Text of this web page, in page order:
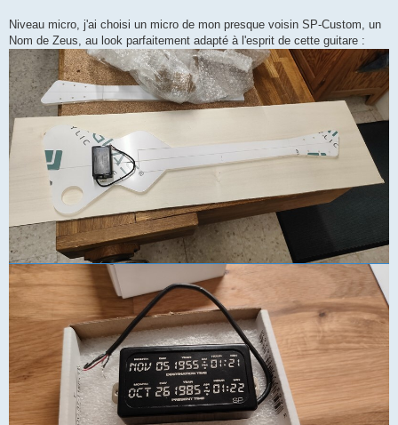
Niveau micro, j'ai choisi un micro de mon presque voisin SP-Custom, un
Nom de Zeus, au look parfaitement adapté à l'esprit de cette guitare :